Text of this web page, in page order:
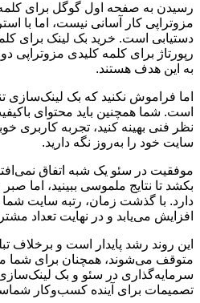
رسیدن به صفحه اول گوگل برای کلمه
مزوتراپی کار آسانی نیست، اما با
دستیابی است. خرید بک لینک برای
رپورتاژ برای کلمه کلیدی مزوتراپی
به این هدف هستند.
اما فراموش نکنید که بک لینک‌سازی
است. شما همچنین باید محتوای
نظر فنی بهینه کنید، تجربه کاربری
سایت خود را به‌روز نگه دارید.
موفقیت در سئو یک شبه اتفاق
بکشد تا نتایج ملموسی ببینید، اما
دارد. با گذشت زمان، رتبه سایت شما
افزایش می‌یابد و در نهایت تعداد
این روند رشد پایدار است و برخلاف
متوقف می‌شوند، همچنان برای شما
سرمایه‌گذاری در سئو و بک
تصمیمات برای آینده کسب‌وکار